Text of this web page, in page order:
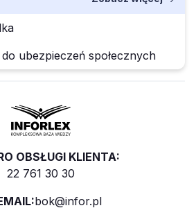
do ubezpieczeń społecznych
OBSŁUGI KLIENTA:
22 761 30 30
bok@infor.pl